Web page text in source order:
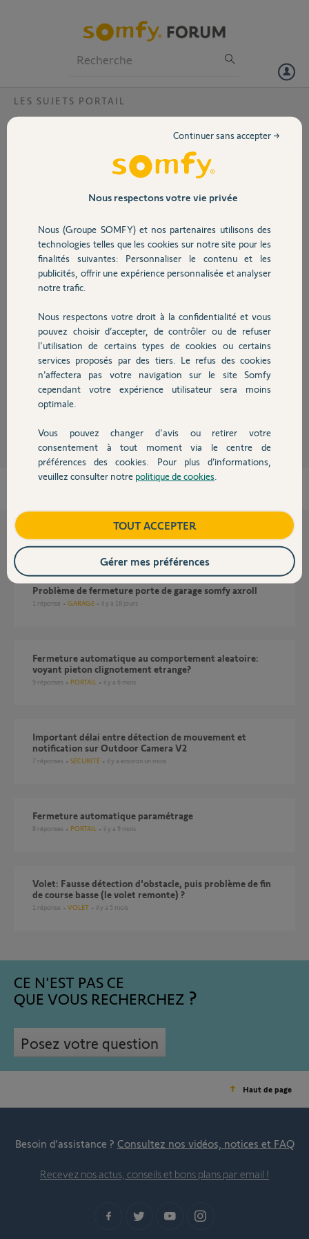
Volet
Sécurité
Domotique
Chauffage
Autres produits
Devis avec un pro
Contact
LES SUJETS PORTAIL
probleme fermeture automatique et
Jean michel K.
il y a 11 mois
Participer au fil de discussion
Réponses
Merci de développer, notre boule de cristal est toujours en congés d'été.
Bonne journée
Charly
Questions liées
Problème de fermeture porte de garage somfy axroll
1 réponse GARAGE il y a 18 jours
Fermeture automatique au comportement aleatoire:
voyant pieton clignotement etrange?
9 réponses PORTAIL il y a 6 mois
Important délai entre détection de mouvement et
notification sur Outdoor Camera V2
7 réponses SÉCURITÉ il y a environ un mois
Fermeture automatique paramétrage
8 réponses PORTAIL il y a 9 mois
Volet: Fausse détection d'obstacle, puis problème de fin
de course basse (le volet remonte) ?
1 réponse VOLET il y a 5 mois
CE N'EST PAS CE
QUE VOUS RECHERCHEZ
Posez votre question
Haut de page
Besoin d’assistance ? Consultez nos vidéos, notices et FAQ
Recevez nos actus, conseils et bons plans par email !
Nous respectons votre vie privée
Nous (Groupe SOMFY) et nos partenaires utilisons des
technologies telles que les cookies sur notre site pour les
finalités suivantes: Personnaliser le contenu et les
publicités, offrir une expérience personnalisée et analyser
notre trafic.
Nous respectons votre droit à la confidentialité et vous
pouvez choisir d’accepter, de contrôler ou de refuser
l'utilisation de certains types de cookies ou certains
services proposés par des tiers. Le refus des cookies
n’affectera pas votre navigation sur le site Somfy
cependant votre expérience utilisateur sera moins
optimale.
Vous pouvez changer d'avis ou retirer votre
consentement à tout moment via le centre de
préférences des cookies. Pour plus d’informations,
veuillez consulter notre politique de cookies
Continuer sans accepter →
TOUT ACCEPTER
Gérer mes préférences